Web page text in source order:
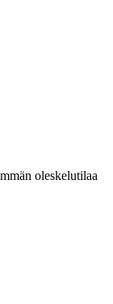
oleskelutilaa